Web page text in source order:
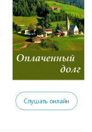
Слушать онлайн